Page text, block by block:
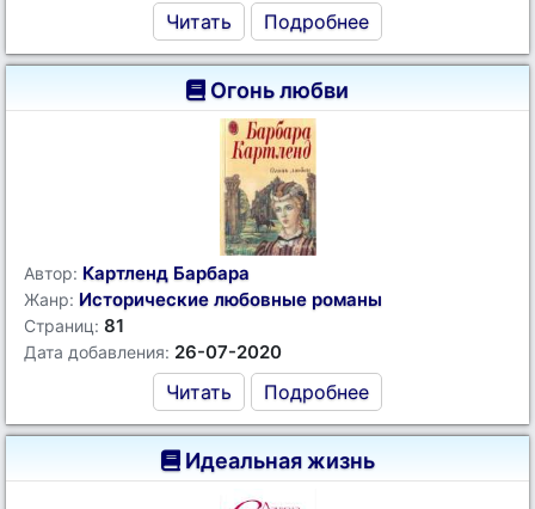
Читать Подробнее
Огонь любви
Автор: Картленд Барбара
Жанр: Исторические любовные романы
Страниц: 81
Дата добавления: 26-07-2020
Читать Подробнее
Идеальная жизнь